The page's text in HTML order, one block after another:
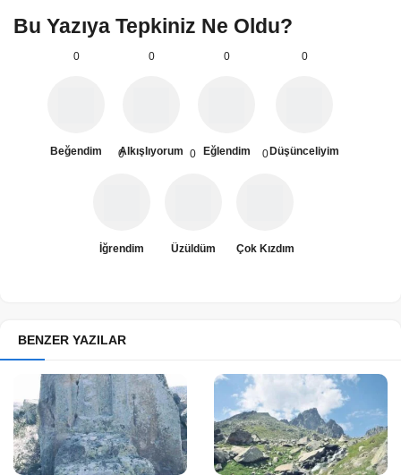
Bu Yazıya Tepkiniz Ne Oldu?
0
Beğendim
0
Alkışlıyorum
0
Eğlendim
0
Düşünceliyim
0
İğrendim
0
Üzüldüm
0
Çok Kızdım
BENZER YAZILAR